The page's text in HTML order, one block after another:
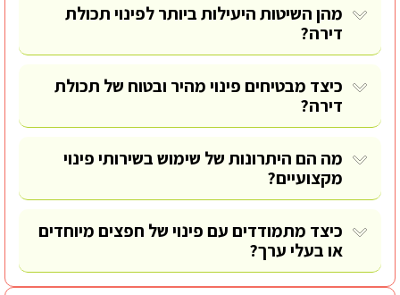
מהן השיטות היעילות ביותר לפינוי תכולת
דירה?
כיצד מבטיחים פינוי מהיר ובטוח של תכולת
דירה?
מה הם היתרונות של שימוש בשירותי פינוי
מקצועיים?
כיצד מתמודדים עם פינוי של חפצים מיוחדים
או בעלי ערך?